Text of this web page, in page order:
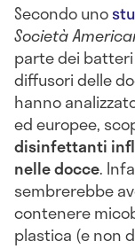
Secondo uno
Società
parte dei
diffusori delle
hanno
ed europee,
disinfettanti
nelle docce.
sembrerebbe
contenere
plastica (e non